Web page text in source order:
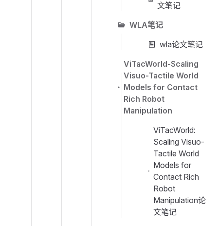
文笔记
WLA笔记
wla论文笔记
ViTacWorld-Scaling
Visuo-Tactile World
Models for Contact
Rich Robot
Manipulation
ViTacWorld:
Scaling Visuo-
Tactile World
Models for
Contact Rich
Robot
Manipulation论
文笔记